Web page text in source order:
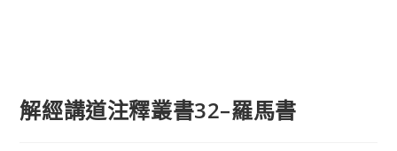
解經講道注釋叢書32–羅馬書